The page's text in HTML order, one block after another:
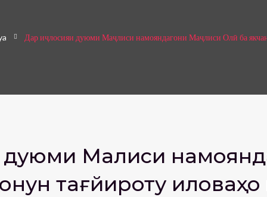
Дар иҷлосияи дуюми Маҷлиси намояндагони Маҷлиси Олӣ ба
дуюми Маҷлиси
тағйироту